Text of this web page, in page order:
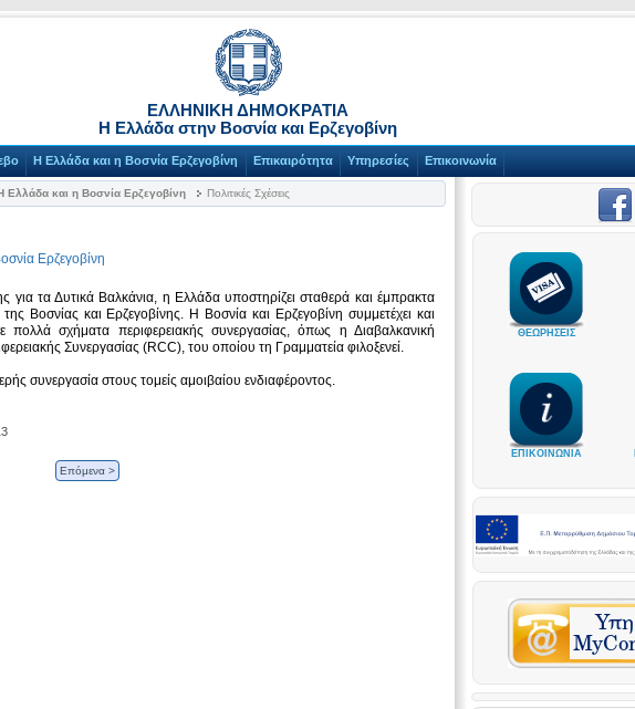
ΕΛΛΗΝΙΚΗ ΔΗΜΟΚΡΑΤΙΑ
Η Ελλάδα στην Βοσνία και Ερζεγοβίνη
Η Ελλάδα και η Βοσνία Ερζεγοβίνη Επικαιρότητα Υπηρεσίες Επικοινωνία
Ελλάδα και η Βοσνία Ερζεγοβίνη Πολιτικές Σχέσεις
Ερζεγοβίνη
για τα Δυτικά Βαλκάνια, η Ελλάδα υποστηρίζει σταθερά και έμπρακτα
Βοσνίας και Ερζεγοβίνης. Η Βοσνία και Ερζεγοβίνη συμμετέχει και
πολλά σχήματα περιφερειακής συνεργασίας, όπως η Διαβαλκανική
Συνεργασίας (RCC), του οποίου τη Γραμματεία φιλοξενεί.
συνεργασία στους τομείς αμοιβαίου ενδιαφέροντος.
Επόμενα >
ΘΕΩΡΗΣΕΙΣ
ΕΠΙΚΟΙΝΩΝΙΑ